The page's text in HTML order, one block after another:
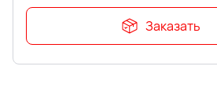
Заказать